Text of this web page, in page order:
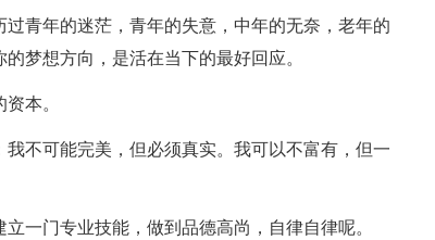
青年的迷茫，青年的失意，中年的无奈，老年的
梦想方向，是活在当下的最好回应。
本。
不可能完美，但必须真实。我可以不富有，但一
门专业技能，做到品德高尚，自律自律呢。